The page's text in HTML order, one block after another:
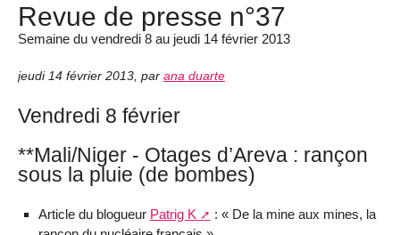
Revue de presse n°37
Semaine du vendredi 8 au jeudi 14 février 2013
jeudi 14 février 2013 par ana duarte
Vendredi 8 février
**Mali/Niger - Otages d’Areva : rançon
sous la pluie (de bombes)
Article du blogueur Patrig K
: « De la mine aux mines, la